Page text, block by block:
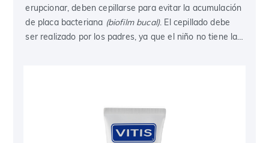
erupcionar, deben cepillarse para evitar la acumulación
de placa bacteriana (biofilm bucal). El cepillado debe
ser realizado por los padres, ya que el niño no tiene la